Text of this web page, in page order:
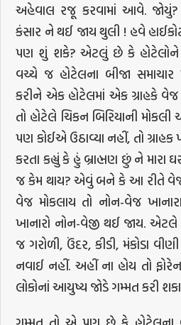
અહેવાલ રજૂ કરવામાં આવે.
કંસાર ને થઈ જાય થુલી ! હવે
પણ શું શકે? એટલું છે કે
વચ્ચે જ હોટેલના બીજા સમાચાર
કરીને એક હોટેલમાં એક ગ્રાહકે વેજ
તો હોટેલે ચિકન બિરિયાની મોકલી
પણ કોઈએ ઉઠાવ્યા નહીં, તો ગ્રાહક
કરતા કહ્યું કે હું બ્રાહ્મણ છું ને
જ કેમ થાય? એવું બને કે આ રીતે
વેજ મોકલાય તો નોન-વેજ
ખાનારો નોન-વેજી થઈ જાય. એટલે
જ ગરોળી, ઉંદર, કીડી, મંકોડા
નવાઈ નહીં. અહીં ના હોય તો
લોકોનાં આયુષ્ય જોડે ગમ્મત કરી